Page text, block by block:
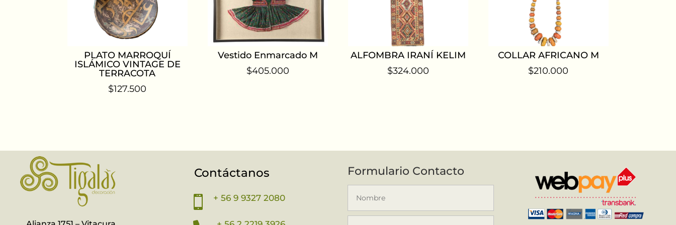
PLATO MARROQUÍ
ISLÁMICO VINTAGE DE
TERRACOTA
$127.500
Vestido Enmarcado M
$405.000
ALFOMBRA IRANÍ KELIM
$324.000
COLLAR AFRICANO M
$210.000
Contáctanos
 + 56 9 9327 2080
Formulario Contacto